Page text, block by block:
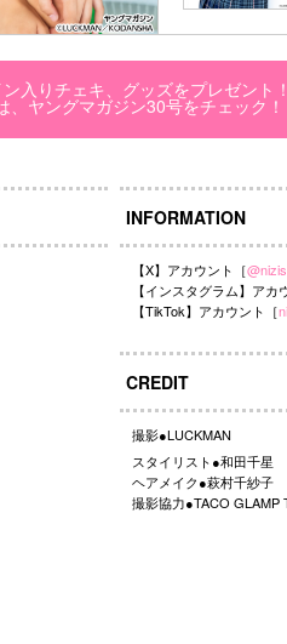
入りチェキ、グッズをプレゼント
、ヤングマガジン30号をチェック！
INFORMATION
【X】アカウント［
【インスタグラム】アカ
【TikTok】アカウント［
CREDIT
撮影●LUCKMAN
スタイリスト●和田千星
ヘアメイク●萩村千紗子
撮影協力●TACO GLAMP